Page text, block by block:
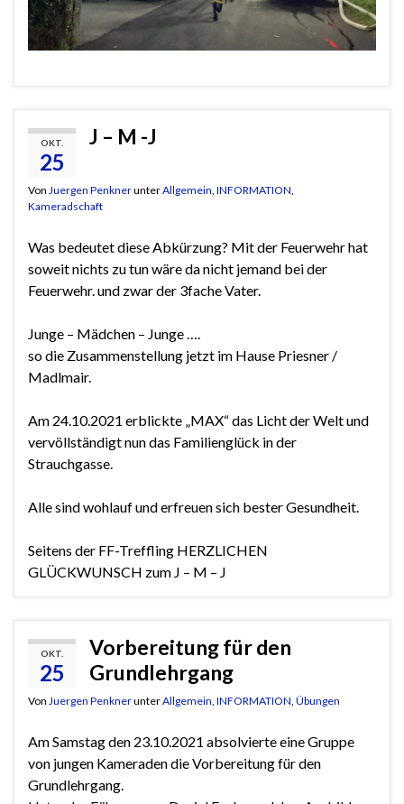
OKT.
25
J – M -J
Von Juergen PenknerunterAllgemein INFORMATION
Kameradschaft
Was bedeutet diese Abkürzung? Mit der Feuerwehr hat
soweit nichts zu tun wäre da nicht jemand bei der
Feuerwehr. und zwar der 3fache Vater.
Junge – Mädchen – Junge ….
so die Zusammenstellung jetzt im Hause Priesner /
Madlmair.
Am 24.10.2021 erblickte „MAX“ das Licht der Welt und
vervöllständigt nun das Familienglück in der
Strauchgasse.
Alle sind wohlauf und erfreuen sich bester Gesundheit.
Seitens der FF-Treffling HERZLICHEN
GLÜCKWUNSCH zum J – M – J
OKT.
25
Vorbereitung für den
Grundlehrgang
Von Juergen PenknerunterAllgemein INFORMATION Übungen
Am Samstag den 23.10.2021 absolvierte eine Gruppe
von jungen Kameraden die Vorbereitung für den
Grundlehrgang.